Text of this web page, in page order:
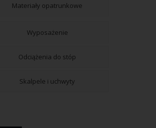
Materiały opatrunkowe
Wyposażenie
Odciążenia do stóp
Skalpele i uchwyty